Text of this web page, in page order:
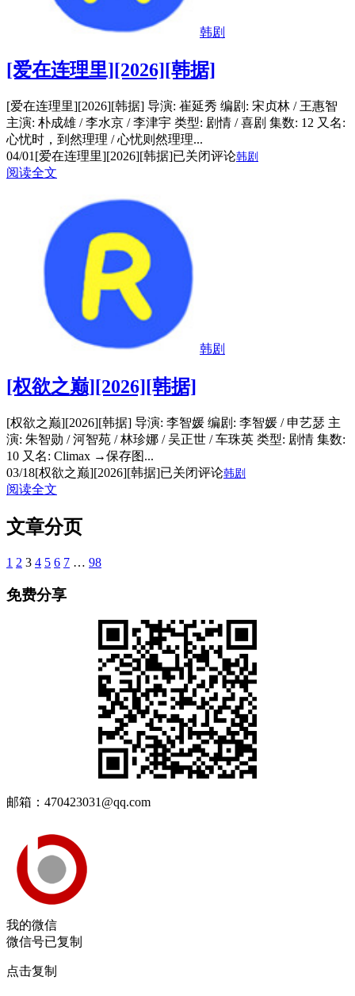
韩剧
[爱在连理里][2026][韩据]
[爱在连理里][2026][韩据] 导演: 崔延秀 编剧: 宋贞林 / 王惠智
主演: 朴成雄 / 李水京 / 李津宇 类型: 剧情 / 喜剧 集数: 12 又名:
心忧时，到然理理 / 心忧则然理理...
04/01 [爱在连理里][2026][韩据]已关闭评论韩剧
阅读全文
韩剧
[权欲之巅][2026][韩据]
[权欲之巅][2026][韩据] 导演: 李智媛 编剧: 李智媛 / 申艺瑟 主
演: 朱智勋 / 河智苑 / 林珍娜 / 吴正世 / 车珠英 类型: 剧情 集数:
10 又名: Climax →保存图...
03/18[权欲之巅][2026][韩据]已关闭评论韩剧
阅读全文
文章分页
1 2 3 4 5 6 7 … 98
免费分享
邮箱：470423031@qq.com
我的微信
微信号已复制
点击复制